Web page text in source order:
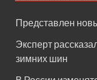
Представлен
Эксперт
зимних шин